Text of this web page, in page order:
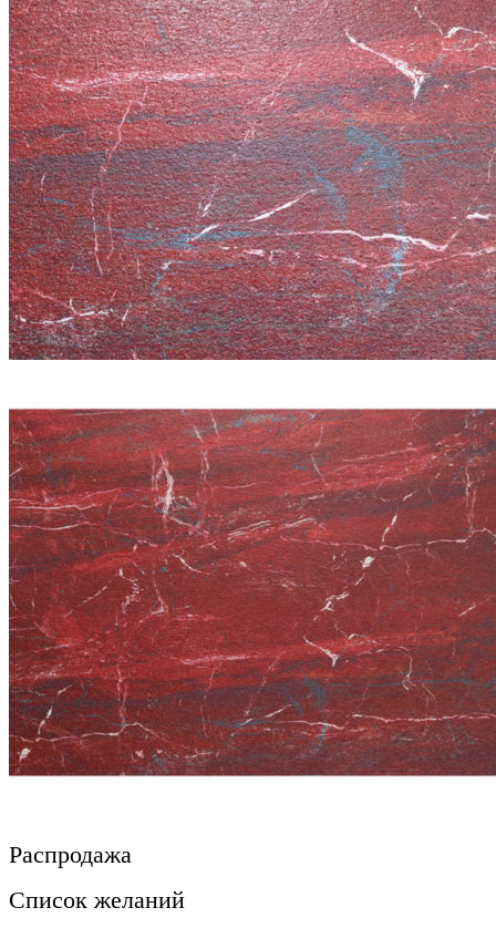
Распродажа
Список желаний